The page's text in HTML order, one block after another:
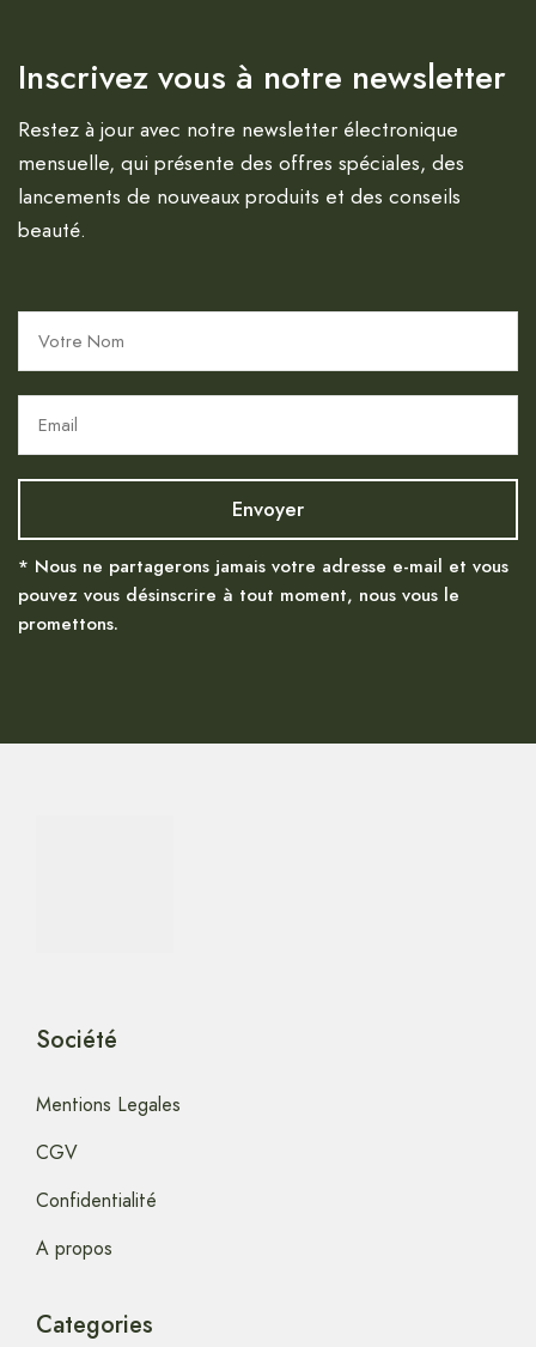
Inscrivez vous à notre newsletter
Restez à jour avec notre newsletter électronique
mensuelle, qui présente des offres spéciales, des
lancements de nouveaux produits et des conseils
beauté.
* Nous ne partagerons jamais votre adresse e-mail et vous
pouvez vous désinscrire à tout moment, nous vous le
promettons.
Société
Mentions Legales
CGV
Confidentialité
A propos
Categories